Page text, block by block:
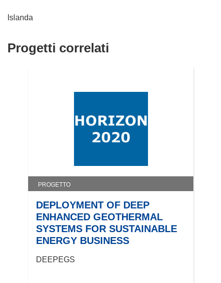
i
u
f
i
n
e
s
t
r
Islanda
Progetti correlati
PROGETTO
DEPLOYMENT OF DEEP
ENHANCED GEOTHERMAL
SYSTEMS FOR SUSTAINABLE
ENERGY BUSINESS
DEEPEGS